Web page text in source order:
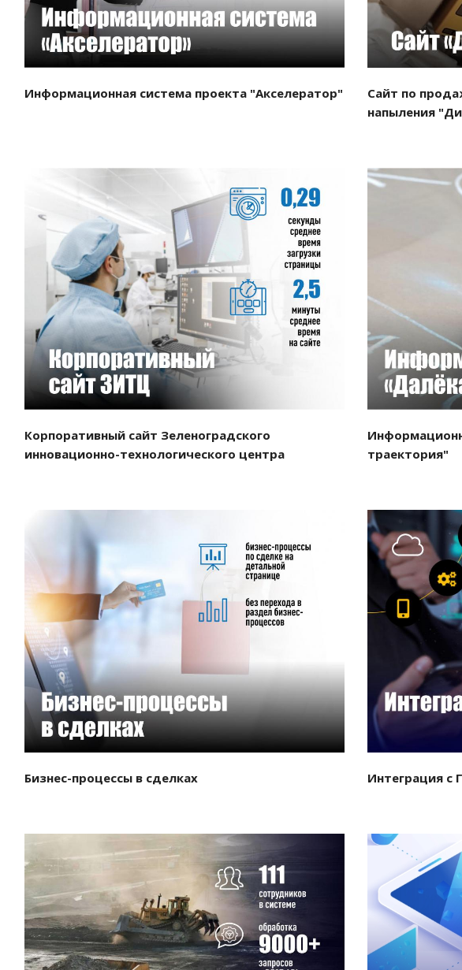
Информационная система проекта "Акселератор"
Сайт по
напыления
Смотреть проект
Корпоративный сайт Зеленоградского
инновационно-технологического центра
траектория"
Бизнес-процессы в сделках Интеграция с
Смотреть проект